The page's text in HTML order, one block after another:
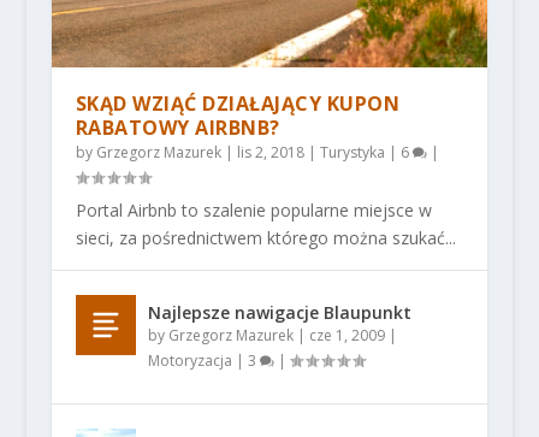
SKĄD WZIĄĆ DZIAŁAJĄCY KUPON
RABATOWY AIRBNB?
by Grzegorz Mazurek| lis 2, 2018| Turystyka | 6 |
Portal Airbnb to szalenie popularne miejsce w
sieci, za pośrednictwem którego można szukać...
Najlepsze nawigacje Blaupunkt
by Grzegorz Mazurek| cze 1, 2009|
Motoryzacja | 3 |